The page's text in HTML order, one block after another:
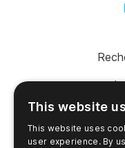
This website
This website uses
user experience. By